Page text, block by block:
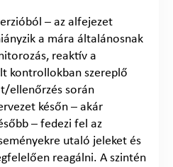
– az alfejezet
a mára általánosnak
reaktív a
kontrollokban szereplő
ellenőrzés során
későn – akár
– fedezi fel az
utaló jeleket és
reagálni. A szintén